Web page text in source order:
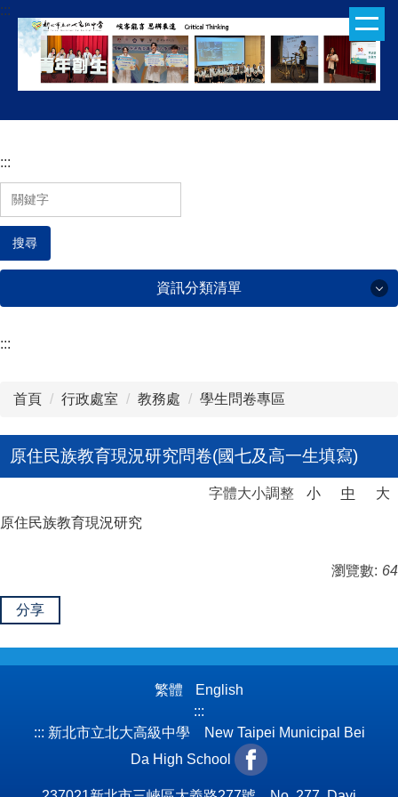
跳
到
容
:::
:::
搜尋
資訊分類清單
:::
首頁 行政處室 教務處 學生問卷專區
原住民族教育現況研究問卷(國七及高一生填寫)
字體大小調整 小 中
大
原住民族教育現況研究
瀏覽數: 64
分享
繁體
English
:::
::: 新北市立北大高級中學 New Taipei Municipal Bei
Da High School